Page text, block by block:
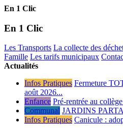
En 1 Clic
En 1 Clic
Les Transports La collecte des
Famille Les tarifs municipaux
Actualités
Infos Pratiques Fermeture
août 2026...
Enfance Pré-rentrée au
Communal JARDINS
Infos Pratiques Canicule :